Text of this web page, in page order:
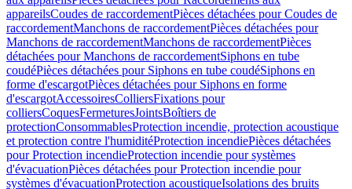
appareilsCoudes de raccordementPièces détachées pour Coudes de
raccordementManchons de raccordementPièces détachées pour
Manchons de raccordementManchons de raccordementPièces
détachées pour Manchons de raccordementSiphons en tube
coudéPièces détachées pour Siphons en tube coudéSiphons en
forme d'escargotPièces détachées pour Siphons en forme
d'escargotAccessoiresColliersFixations pour
colliersCoquesFermeturesJointsBoîtiers de
protectionConsommablesProtection incendie, protection acoustique
et protection contre l'humiditéProtection incendiePièces détachées
pour Protection incendieProtection incendie pour systèmes
d'évacuationPièces détachées pour Protection incendie pour
systèmes d'évacuationProtection acoustiqueIsolations des bruits